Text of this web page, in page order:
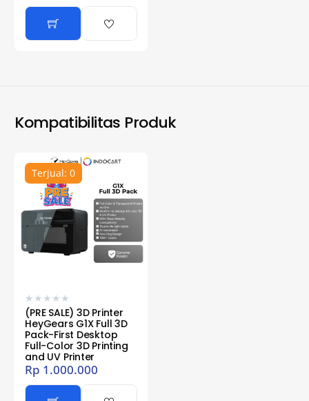
Kompatibilitas Produk
Terjual: 0
★ ★ ★ ★ ★
(PRE SALE) 3D Printer
HeyGears G1X Full 3D
Pack-First Desktop
Full-Color 3D Printing
and UV Printer
Rp 1.000.000